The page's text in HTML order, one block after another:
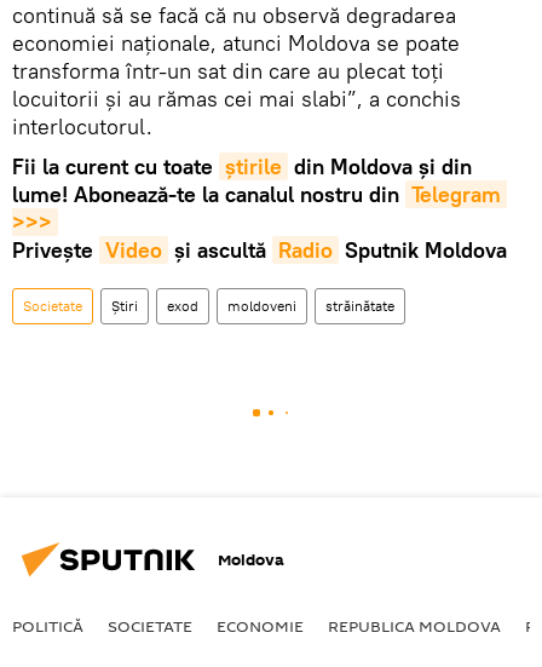
continuă să se facă că nu observă degradarea
economiei naționale, atunci Moldova se poate
transforma într-un sat din care au plecat toți
locuitorii și au rămas cei mai slabi”, a conchis
interlocutorul.
Fii la curent cu toate știrile din Moldova și din
lume! Abonează-te la canalul nostru din Telegram
>>>
Privește Video și ascultă Radio Sputnik Moldova
Societate Știri exod moldoveni străinătate
Moldova
POLITICĂ SOCIETATE ECONOMIE REPUBLICA MOLDOVA